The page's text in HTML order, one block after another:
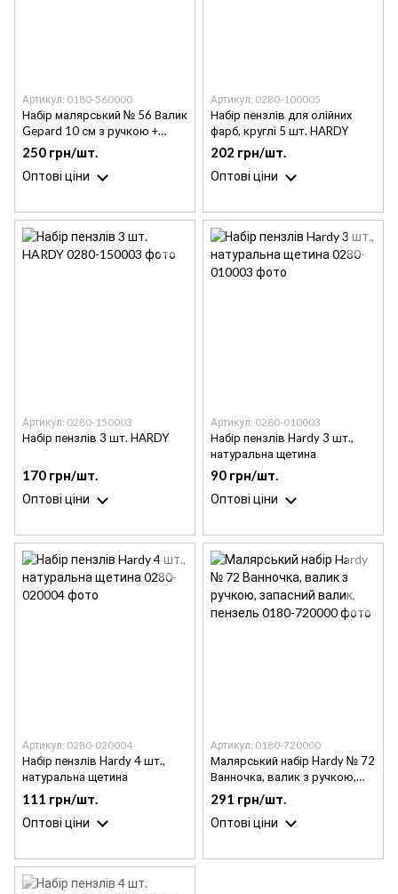
Артикул: 0180-560000
Набір малярський № 56 Валик
Gepard 10 см з ручкою +
Пензель 1.5" + Ванночка
малярна 150х300 мм
250 грн/шт.
Оптові ціни
Артикул: 0280-100005
Набір пензлів для олійних
фарб, круглі 5 шт. HARDY
202 грн/шт.
Оптові ціни
Артикул: 0280-150003
Набір пензлів 3 шт. HARDY
170 грн/шт.
Оптові ціни
Артикул: 0280-010003
Набір пензлів Hardy 3 шт.,
натуральна щетина
90 грн/шт.
Оптові ціни
Артикул: 0280-020004
Набір пензлів Hardy 4 шт.,
натуральна щетина
111 грн/шт.
Оптові ціни
Артикул: 0180-720000
Малярський набір Hardy № 72
Ванночка, валик з ручкою,
запасний валик, пензель
291 грн/шт.
Оптові ціни